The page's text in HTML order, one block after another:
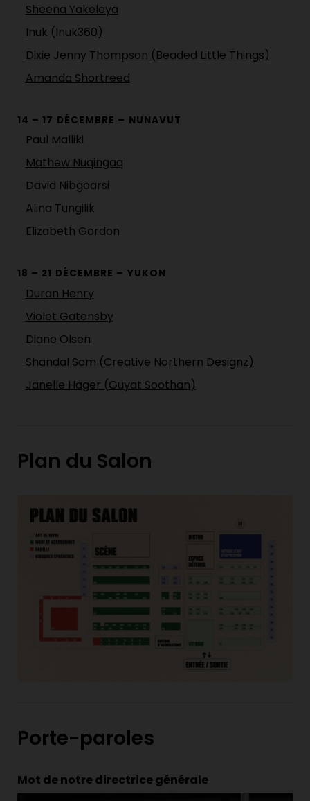
Sheena Yakeleya
Inuk (Inuk360)
Dixie Jenny Thompson (Beaded Little Things)
Amanda Shortreed
14 – 17 DÉCEMBRE – NUNAVUT
Paul Malliki
Mathew Nuqingaq
David Nibgoarsi
Alina Tungilik
Elizabeth Gordon
18 – 21 DÉCEMBRE – YUKON
Duran Henry
Violet Gatensby
Diane Olsen
Shandal Sam (Creative Northern Designz)
Janelle Hager (Guyat Soothan)
Plan du Salon
Porte-paroles
Mot de notre directrice générale